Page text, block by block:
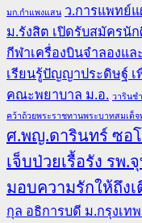
มก.กำแพงแสน ว.การแพทย์
ม.รังสิต เปิดรับสมัครนั
กีฬาเครื่องบินจำลองแ
เรียนรู้ปัญญาประดิษฐ์
คณะพยาบาล ม.อ. วารินช
คว้าถ้วยพระราชทานพระบาทสมเด็จ
ศ.พญ.ดารินทร์ ซอ
เจ็บป่วยเรื้อรัง รพ
มอบความรักให้ถึงเ
กุล อธิการบดี ม.กรุงเ